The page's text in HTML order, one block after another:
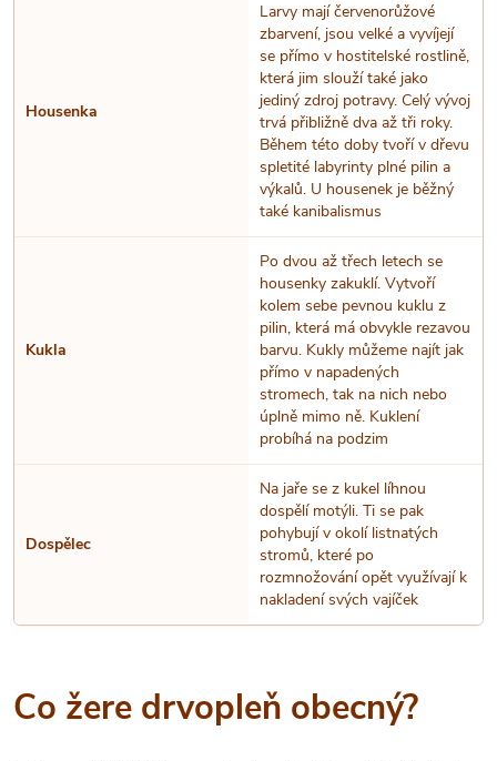
Housenka
Larvy mají červenorůžové
zbarvení, jsou velké a vyvíjejí
se přímo v hostitelské rostlině,
která jim slouží také jako
jediný zdroj potravy. Celý vývoj
trvá přibližně dva až tři roky.
Během této doby tvoří v dřevu
spletité labyrinty plné pilin a
výkalů. U housenek je běžný
také kanibalismus
Kukla
Po dvou až třech letech se
housenky zakuklí. Vytvoří
kolem sebe pevnou kuklu z
pilin, která má obvykle rezavou
barvu. Kukly můžeme najít jak
přímo v napadených
stromech, tak na nich nebo
úplně mimo ně. Kuklení
probíhá na podzim
Dospělec
Na jaře se z kukel líhnou
dospělí motýli. Ti se pak
pohybují v okolí listnatých
stromů, které po
rozmnožování opět využívají k
nakladení svých vajíček
Co žere drvopleň obecný?